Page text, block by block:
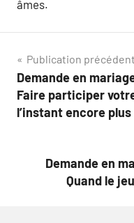
âmes.
Navigation
de
l’article
Publication
Demande en
Faire participer
l’instant encore
Demande en
Quand le